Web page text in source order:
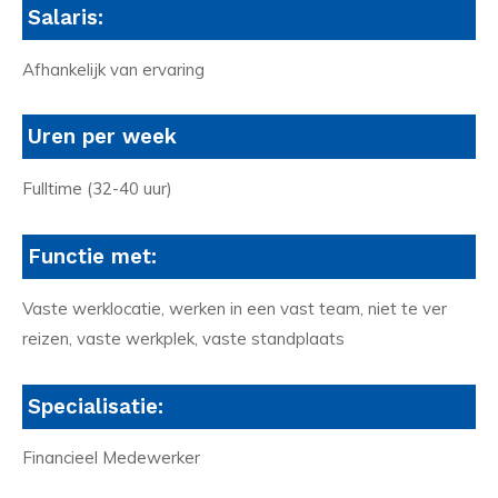
Salaris:
Afhankelijk van ervaring
Uren per week
Fulltime (32-40 uur)
Functie met:
Vaste werklocatie, werken in een vast team, niet te ver
reizen, vaste werkplek, vaste standplaats
Specialisatie:
Financieel Medewerker